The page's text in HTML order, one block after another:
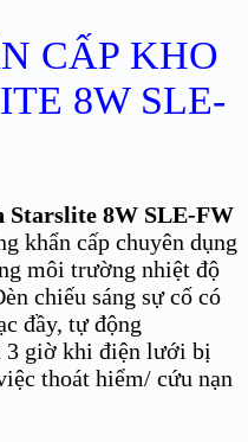
CẤP KHO
8W SLE-
Starslite 8W SLE-FW
khẩn cấp chuyên dụng
môi trường nhiệt độ
chiếu sáng sự cố có
đầy, tự động
3 giờ khi điện lưới bị
thoát hiểm/ cứu nạn